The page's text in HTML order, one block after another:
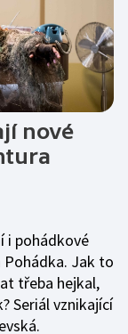
nové
i pohádkové
Jak to
třeba hejkal,
Seriál vznikající